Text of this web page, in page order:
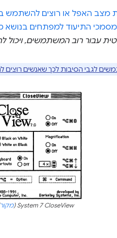
מצב האפל או רוצים להשתמש
מסמכי התיעוד למפתחים בנושא
עבור רוב המשתמשים, ויכול
לגבי הסיבות לכך שאנשים
System 7 CloseView (